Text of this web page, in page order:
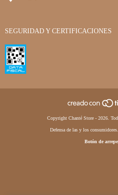
SEGURIDAD Y CERTIFICACIONES
Copyright Chanté Store - 2026.
Defensa de las y los
Botón de